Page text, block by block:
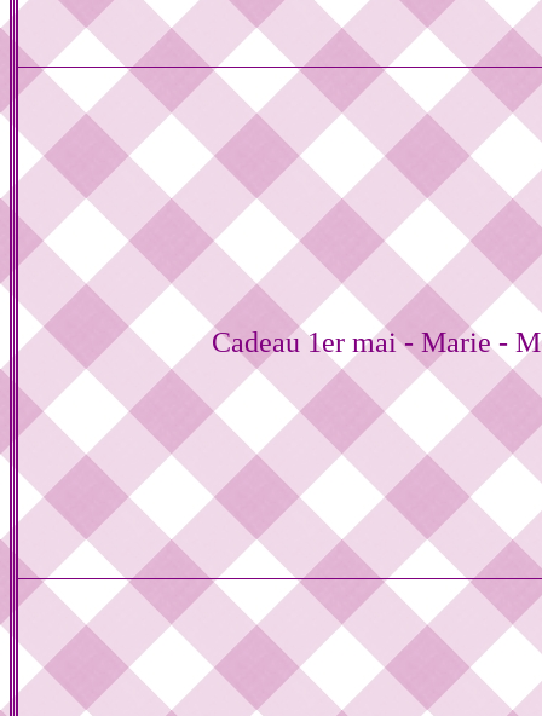
Cadeau 1er mai - Marie -